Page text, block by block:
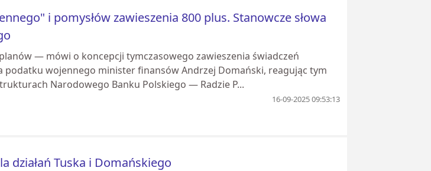
i pomysłów zawieszenia 800 plus. Stanowcze słowa
— mówi o koncepcji tymczasowego zawieszenia świadczeń
podatku wojennego minister finansów Andrzej Domański, reagując tym
Narodowego Banku Polskiego — Radzie P...
16-09-2025 09:53:13
działań Tuska i Domańskiego